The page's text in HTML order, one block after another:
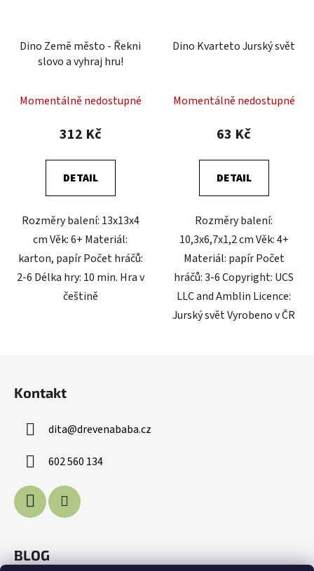
Dino Země město - Řekni
slovo a vyhraj hru!
Momentálně nedostupné
312 Kč
DETAIL
Rozměry balení: 13x13x4
cm Věk: 6+ Materiál:
karton, papír Počet hráčů:
2-6 Délka hry: 10 min. Hra v
češtině
Dino Kvarteto Jurský svět
Momentálně nedostupné
63 Kč
DETAIL
Rozměry balení:
10,3x6,7x1,2 cm Věk: 4+
Materiál: papír Počet
hráčů: 3-6 Copyright: UCS
LLC and Amblin Licence:
Jurský svět Vyrobeno v ČR
Kontakt
dita@drevenababa.cz
602 560 134
BLOG